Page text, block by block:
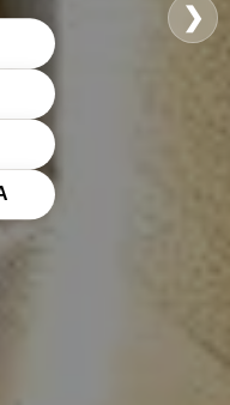
❯